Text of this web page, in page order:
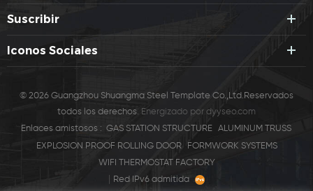
Suscribir
Iconos Sociales
© 2026 Guangzhou Shuangma Steel Template Co.,Ltd.Reservados
todos los derechos. Energizado por dyyseo.com
Enlaces amistosos : GAS STATION STRUCTURE
ALUMINUM TRUSS
EXPLOSION PROOF ROLLING DOOR
FORMWORK SYSTEMS
WIFI THERMOSTAT FACTORY
Red IPv6 admitida